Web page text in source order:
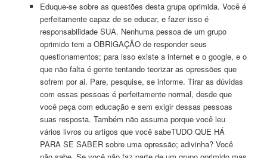
Eduque-se sobre as questões desta grupa oprimida. Você é
perfeitamente capaz de se educar, e fazer isso é
responsabilidade SUA. Nenhuma pessoa de um grupo
oprimido tem a OBRIGAÇÃO de responder seus
questionamentos; para isso existe a internet e o google, e o
que não falta é gente tentando teorizar as opressões que
sofrem por ai. Pare, pesquise, se informe. Tirar as dúvidas
com essas pessoas é perfeitamente normal, desde que
você peça com educação e sem exigir dessas pessoas
suas resposta. Também não assuma porque você leu
vários livros ou artigos que você sabeTUDO QUE HÁ
PARA SE SABERsobre uma opressão; adivinha? Você